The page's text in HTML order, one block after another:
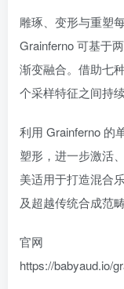
雕琢、变形与重塑
Grainferno 可基于
渐变融合。借助七
个采样特征之间持
利用 Grainferno 的
塑形，进一步激活
美适用于打造混合
及超越传统合成范
官网
https://babyaud.io/